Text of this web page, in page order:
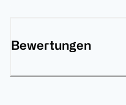
Bewertungen